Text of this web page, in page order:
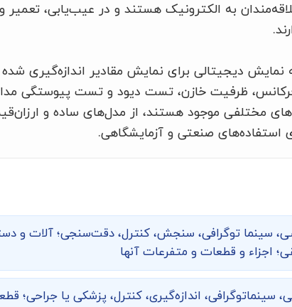
به الکترونیک هستند و در عیب‌یابی، تعمیر
نمایش دیجیتالی برای نمایش مقادیر اندازه‌گیری
فرکانس، ظرفیت خازن، تست دیود و تست پیوستگی
مختلفی موجود هستند، از مدل‌های ساده و
استفاده‌های صنعتی و آزمایشگاهی.
سینما توگرافی،‌ سنجش، کنترل، دقت‌سنجی؛ آلات و
اجزاء و قطعات و متفرعات آنها
سینماتوگرافی، اندازه‌گیری، کنترل، پزشکی یا جراحی؛